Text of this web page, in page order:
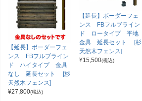
【延長】ボーダーフェ
ンス FBフルブライン
ド ハイタイプ 金具
なし 延長セット [杉
天然木フェンス]
¥27,800(税込)
【延長】ボーダーフェ
ンス FBフルブライン
ド ロータイプ 平地
金具 延長セット [杉
天然木フェンス]
¥15,500(税込)